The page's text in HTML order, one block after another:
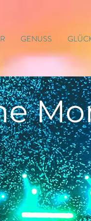
GENUSS